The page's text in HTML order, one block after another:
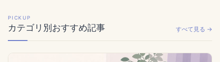
PICKUP
カテゴリ別おすすめ記事 すべて見る →